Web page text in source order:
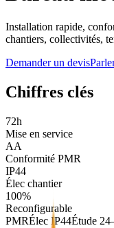
Installation rapide,
chantiers, collectivités,
Demander un devis
Chiffres clés
72h
Mise en service
AA
Conformité PMR
IP44
Élec chantier
100%
Reconfigurable
PMRÉlec IP44Étude